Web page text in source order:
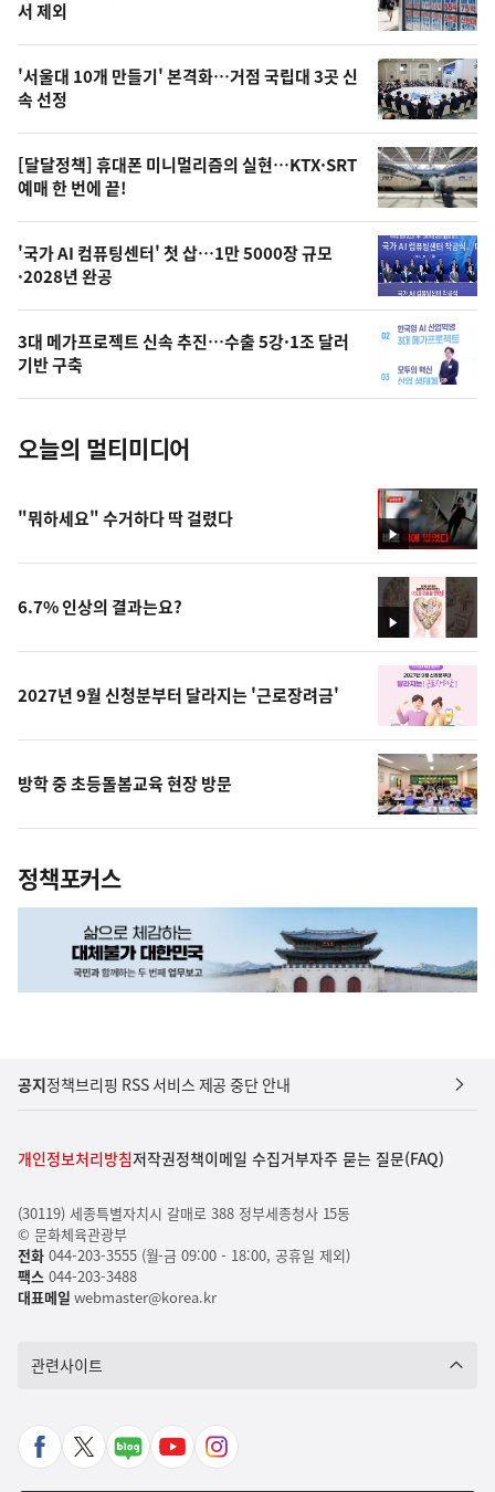
신,
오
늘
의
영
상
오
의
사
진
뉴
스
서 제외
'서울대 10개 만들기' 본격화…거점 국립대 3곳 신
속 선정
[달달정책] 휴대폰 미니멀리즘의 실현…KTX·SRT
예매 한 번에 끝!
'국가 AI 컴퓨팅센터' 첫 삽…1만 5000장 규모
·2028년 완공
3대 메가프로젝트 신속 추진…수출 5강·1조 달러
기반 구축
오늘의 멀티미디어
영
상
"뭐하세요" 수거하다 딱 걸렸다
영
상
6.7% 인상의 결과는요?
2027년 9월 신청분부터 달라지는 '근로장려금'
방학 중 초등돌봄교육 현장 방문
정책포커스
공지정책브리핑 RSS 서비스 제공 중단 안내
개인정보처리방침저작권정책이메일 수집거부자주 묻는 질문(FAQ)
(30119) 세종특별자치시 갈매로 388 정부세종청사 15동
© 문화체육관광부
전화044-203-3555 (월-금 09:00 - 18:00, 공휴일 제외)
팩스044-203-3488
대표메일 webmaster@korea.kr
관련사이트
페
X
네
유
인